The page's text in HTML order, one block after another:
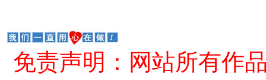
免责声明：网站所有作